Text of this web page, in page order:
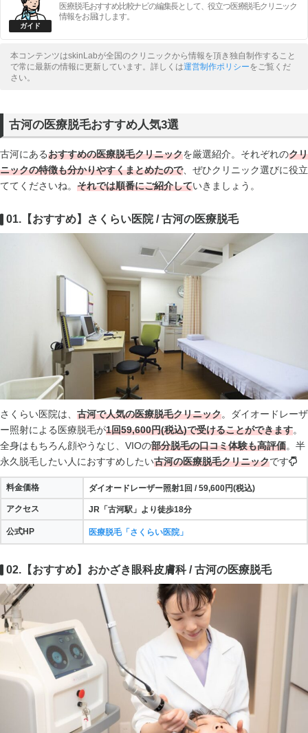
医療脱毛おすすめ比較ナビの編集長として、役立つ医療脱毛クリニック
情報をお届けします。
本コンテンツはskinLabが全国のクリニックから情報を頂き独自制作すること
で常に最新の情報に更新しています。詳しくは運営制作ポリシーをご覧くだ
さい。
古河の医療脱毛おすすめ人気3選
古河にあるおすすめの医療脱毛クリニックを厳選紹介。それぞれのクリ
ニックの特徴も分かりやすくまとめたので、ぜひクリニック選びに役立
ててくださいね。 それでは順番にご紹介していきましょう。
01.【おすすめ】さくらい医院 / 古河の医療脱毛
さくらい医院は、 古河で人気の医療脱毛クリニック。ダイオードレーザ
ー照射による医療脱毛が1回59,600円(税込)で受けることができます。
全身はもちろん顔やうなじ、VIOの部分脱毛の口コミ体験も高評価。半
永久脱毛したい人におすすめしたい古河の医療脱毛クリニックです
料金価格 ダイオードレーザー照射1回 / 59,600円(税込)
アクセス JR「古河駅」より徒歩18分
公式HP 医療脱毛「さくらい医院」
02.【おすすめ】おかざき眼科皮膚科 / 古河の医療脱毛